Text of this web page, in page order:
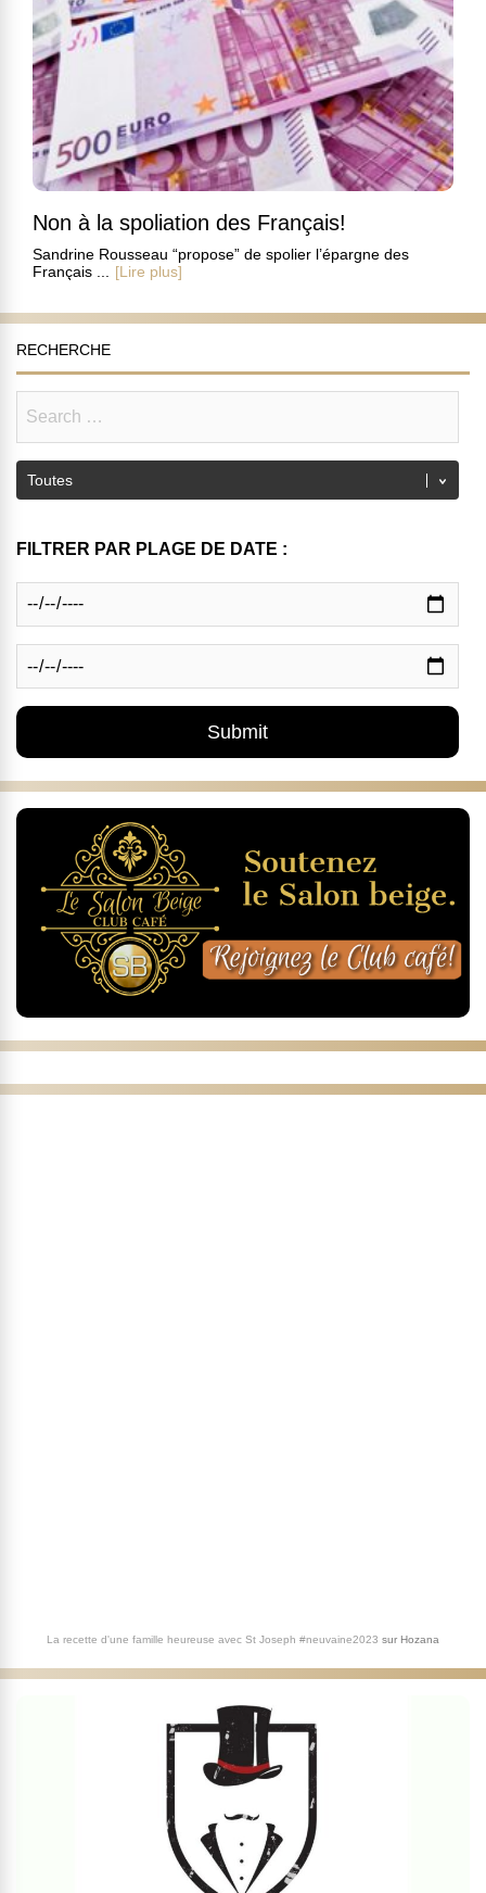
Non à la spoliation des Français!
Sandrine Rousseau “propose” de spolier l’épargne des
Français ...
[Lire plus]
RECHERCHE
FILTRER PAR PLAGE DE DATE :
La recette d'une famille heureuse avec St Joseph #neuvaine2023 sur Hozana